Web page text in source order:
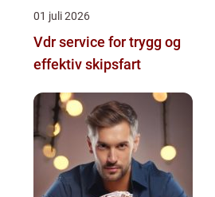
01 juli 2026
Vdr service for trygg og
effektiv skipsfart